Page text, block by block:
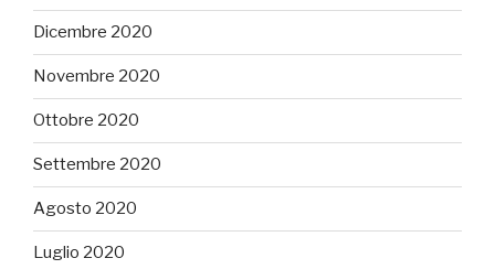
Dicembre 2020
Novembre 2020
Ottobre 2020
Settembre 2020
Agosto 2020
Luglio 2020